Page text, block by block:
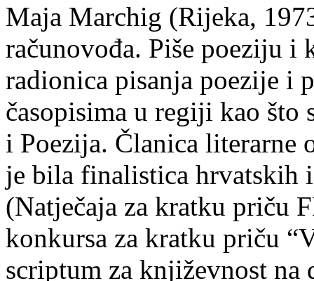
Maja Marchig (Rijeka,
računovođa. Piše poeziju i
radionica pisanja poezije i
časopisima u regiji kao što
i Poezija. Članica literarne
je bila finalistica hrvatskih
(Natječaja za kratku priču
konkursa za kratku priču
scriptum za književnost na